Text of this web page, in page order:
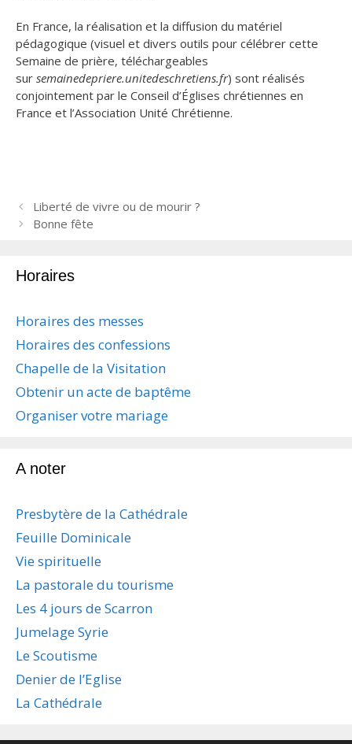
En France, la réalisation et la diffusion du matériel
pédagogique (visuel et divers outils pour célébrer cette
Semaine de prière, téléchargeables
sur semainedepriere.unitedeschretiens.fr) sont réalisés
conjointement par le Conseil d’Églises chrétiennes en
France et l’Association Unité Chrétienne.
N
a
g
i
o
n
e
s
t
l
e
Liberté de vivre ou de mourir ?
Bonne fête
Horaires
Horaires des messes
Horaires des confessions
Chapelle de la Visitation
Obtenir un acte de baptême
Organiser votre mariage
A noter
Presbytère de la Cathédrale
Feuille Dominicale
Vie spirituelle
La pastorale du tourisme
Les 4 jours de Scarron
Jumelage Syrie
Le Scoutisme
Denier de l’Eglise
La Cathédrale